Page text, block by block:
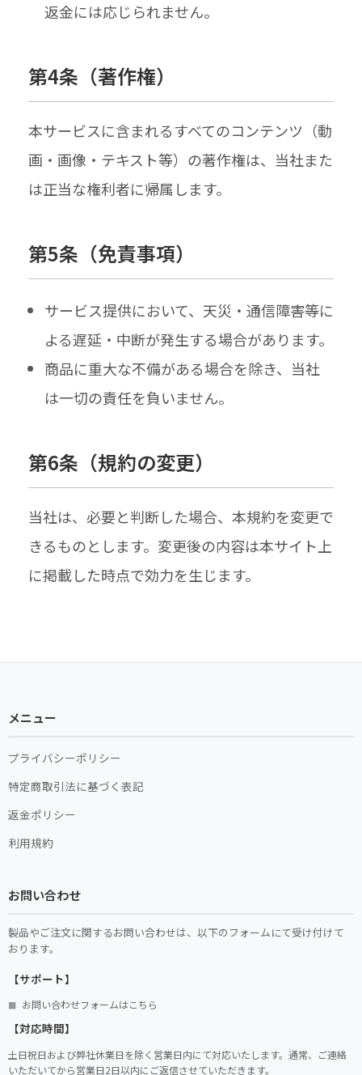
返金には応じられません。
第4条​（著作権）
本サービスに含まれるすべてのコンテンツ（動
画・画像・テキスト等）の著作権は、当社また
は正当な権利者に帰属します。
第5条​（免責事項）
サービス提供において、天災・通信障害等に
よる遅延・中断が発生する場合があります。
商品に重大な不備がある場合を除き、当社
は一切の責任を負いません。
第6条​（規約の​変更）
当社は、必要と判断した場合、本規約を変更で
きるものとします。変更後の内容は本サイト上
に掲載した時点で効力を生じます。
メニュー
プライバシーポリシー
特定商取引法に基づく表記
返金ポリシー
利用規約
お問い合わせ
製品やご注文に関するお問い合わせは、以下のフォームにて受け付けて
おります。
【サポート】
■ お問い合わせフォームはこちら
【対応時間】
土日祝日および弊社休業日を除く営業日内にて対応いたします。通常、ご連絡
いただいてから営業日2日以内にご返信させていただきます。